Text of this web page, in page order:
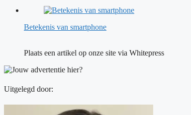
Betekenis van smartphone
Plaats een artikel op onze site via Whitepress
Uitgelegd door: